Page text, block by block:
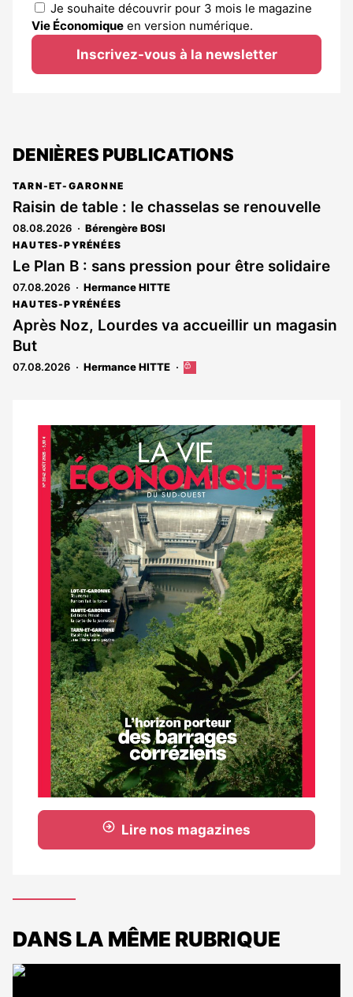
Je souhaite découvrir pour 3 mois le magazine
Vie Économique en version numérique.
Inscrivez-vous à la newsletter
DENIÈRES PUBLICATIONS
TARN-ET-GARONNE
Raisin de table : le chasselas se renouvelle
08.08.2026 Bérengère BOSI
HAUTES-PYRÉNÉES
Le Plan B : sans pression pour être solidaire
07.08.2026 Hermance HITTE
HAUTES-PYRÉNÉES
Après Noz, Lourdes va accueillir un magasin
But
07.08.2026 Hermance HITTE
Cet
aux
abonnés
Notre
dernier
magazine
Lire nos magazines
DANS LA MÊME RUBRIQUE